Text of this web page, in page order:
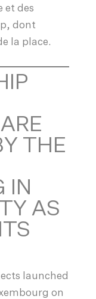
et des
dont
la place.
THE
IN
AS
launched
on